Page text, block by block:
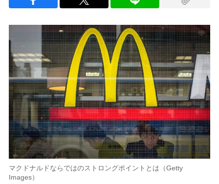
マクドナルドならではのストロングポイントとは（Getty
Images）